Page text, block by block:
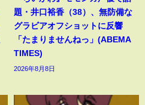
題・井口裕香（38）、無防備な
グラビアオフショットに反響
「たまりませんねっ」(ABEMA
TIMES)
2026年8月8日